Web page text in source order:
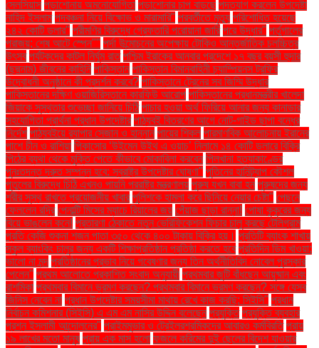
সেলসিয়াস পড়াশোনায় অমনোযোগিতা পড়াশোনার চাপ বাড়ছে পদত্যাগ করলেন উপদেষ্টা
নাহিদ ইসলাম পদবঞ্চনা নিয়ে বিক্ষোভ ও মারামারি" পরবর্তীতে মৃত্যু পরিশোধিত হয়েছে
২৪২ কোটি ডলার" পরীমণির বিরুদ্ধে গ্রেফতারি পরোয়ানা জারি পরে উদ্ধার" পর্তুগালের
পরাজয়; শেষ আটে স্পেন"" পর্দা উন্মোচনের অপেক্ষায় টোকিও আন্তর্জাতিক চলচ্চিত্র
উৎসব পর্যটকদের কাটল নির্ঘুম রাত পশ্চিম ইরাকের আনবার প্রদেশে ১৭ বছর বয়সী হুদার
(ছদ্মনাম) জীবনের কাহিনি পাকিস্তান পাকিস্তান বিমানবাহিনী চ্যাম্পিয়নস ট্রফির
উদ্বোধনী অনুষ্ঠানে কী প্রদর্শন করবে? পাকিস্তানে ট্রেনের সব জিম্মি উদ্ধার
পাকিস্তানের দক্ষিণ ওয়াজিরিস্তানে কারফিউ আরোপ পাকিস্তানের প্রধানমন্ত্রীর খালেদা
জিয়াকে সুস্থতার শুভেচ্ছা জানিয়ে চিঠি পাচার হওয়া অর্থ ফিরিয়ে আনার জন্য কানাডার
সহযোগিতা প্রার্থনা প্রধান উপদেষ্টার পাঠ্যবই বিতরণের আগে নোট-গাইড ছাপা বন্ধের
নির্দেশ পাঠ্যবইয়ে র‍্যাপার সেজান ও হান্নান পায়ের শিকল পারমাণবিক আলোচনায় ইরানের
পাশে চীন ও রাশিয়া পিকাসোর ‘উইমেন উইথ এ ওয়াচ’ নিলামে ১৪ কোটি ডলারে বিক্রি
পিঠের ব্যথা থেকে মুক্তি পেতে কীভাবে মোকাবিলা করবেন পিলখানা হত্যাকাণ্ডের
পুনঃতদন্ত দ্রুত সম্পন্ন হবে: স্বরাষ্ট্র উপদেষ্টার ঘোষণা" পুতিনের হানিট্র্যাপ কৌশল
পুতুলের বিরুদ্ধে চিঠি এখনও পায়নি পররাষ্ট্র মন্ত্রণালয় পুরুষ যখন বাবা হন পুরুষদের জন্য
শরীর সুস্থ রাখতে প্রয়োজনীয় খাবার পুলিশকে হামলা করে ছিনিয়ে নেয়ার চেষ্টা" পেছনে
ফেললেন রদ্রি পেনাল্টি মিসের ম্যাচে রিয়ালের জয় পেঁয়াজ ছাড়া রান্না! পোষা কুকুরের জন্য
বিয়ে ভাঙলেন কনে! প্রতারণা ঠেকাতে নতুন ভেরিফিকেশন ফিচার চালু করছে টেলিগ্রাম
প্রতি কেজি শুকনা শজন পাতা ৩৫০ থেকে ৪০০ টাকায় বিক্রি হয়। প্রতিটি ব্যাংক শাখায়
স্কুল ব্যাংকিং চালুর জন্য একটি শিক্ষাপ্রতিষ্ঠান প্রতিষ্ঠা করতে হবে প্রতিদিন ডিম খাওয়া:
ভালো না মন্দ প্রতিষ্ঠানের প্রভাব নিয়ে গবেষণার জন্য তিন অর্থনীতিবিদ নোবেল পুরস্কার
পেলেন" প্রথম আলোতে প্রকাশিত সংবাদ অনুযায়ী প্রথমবার জুটি বাঁধছেন আয়ুষ্মান এবং
রাশমিকা প্রথমবার বিমানে ভ্রমণ করছেন? প্রথমবার বিমানে ভ্রমণ করছেন? সঙ্গে যেসব
জিনিস নেবেন না প্রধান উপদেষ্টার সময়সীমা মাথায় রেখে কাজ করছি: সিইসি" প্রধান
নির্বাচন কমিশনার (সিইসি) এ এম এম নাসির উদ্দিন বলেছেন প্রযুক্তি প্রযুক্তি ব্যবহার
প্রশ্ন ইসলামী আন্দোলনের" প্রাইমমুভার ও ট্রেইলরশ্রমিকদের আবারও কর্মবিরতি প্রায়
১৯ লাখের মতো মানুষ প্রায় এক মাস হলো ফজলে করিমের দুই ছেলের বিদেশ যাওয়ার